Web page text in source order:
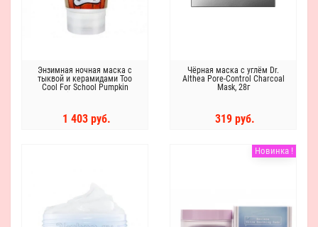
Энзимная ночная маска с
тыквой и керамидами Too
Cool For School Pumpkin
1 403 руб.
Чёрная маска с углём Dr.
Althea Pore-Control Charcoal
Mask, 28г
319 руб.
Новинка !